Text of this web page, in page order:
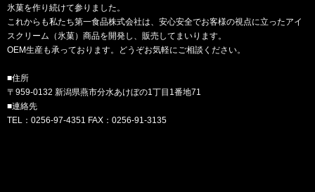
氷菓を作り続けて参りました。
これからも私たち第一食品株式会社は、安心安全でお客様の視点に立ったアイ
スクリーム（氷菓）商品を開発し、販売してまいります。
OEM生産も承っております。どうぞお気軽にご相談ください。
■住所
〒959-0132 新潟県燕市分水あけぼの1丁目1番地71
■連絡先
TEL：0256-97-4351 FAX：0256-91-3135